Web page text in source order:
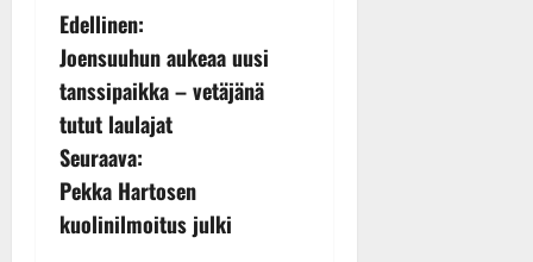
P
o
s
t
n
Edellinen:
Joensuuhun aukeaa uusi
tanssipaikka – vetäjänä
tutut laulajat
Seuraava:
Pekka Hartosen
kuolinilmoitus julki